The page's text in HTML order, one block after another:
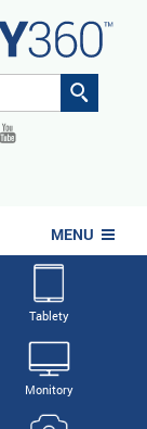
MENU
Tablety
Monitory